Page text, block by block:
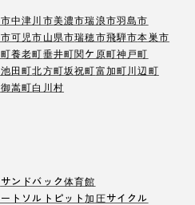
中津川市美濃市瑞浪市羽島市
可児市山県市瑞穂市飛騨市本巣市
養老町垂井町関ケ原町神戸町
池田町北方町坂祝町富加町川辺町
御嵩町白川村
サンドバック体育館
ト ソルトピット加圧サイクル